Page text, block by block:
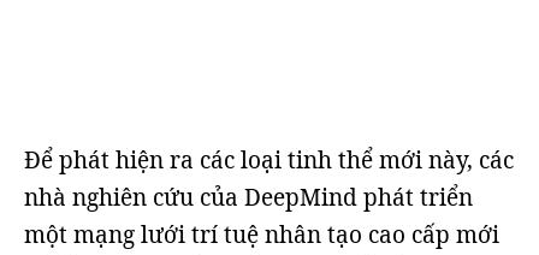
Để phát hiện ra các loại tinh thể mới này, các
nhà nghiên cứu của DeepMind phát triển
một mạng lưới trí tuệ nhân tạo cao cấp mới